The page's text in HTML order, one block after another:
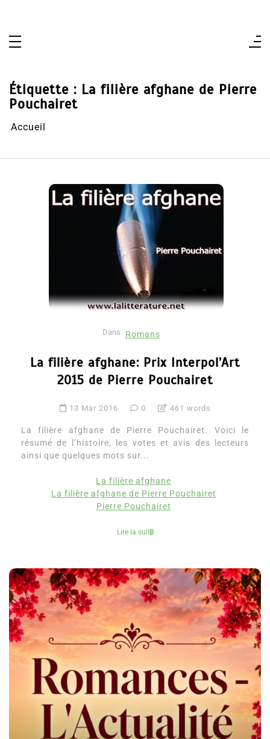
Étiquette : La filière afghane de Pierre
Pouchairet
Accueil
Dans Romans
La filière afghane: Prix Interpol’Art
2015 de Pierre Pouchairet
13 Mar 2016 0 461 words
La filière afghane de Pierre Pouchairet. Voici le
résumé de l’histoire, les votes et avis des lecteurs
ainsi que quelques mots sur...
La filière afghane
La filière afghane de Pierre Pouchairet
Pierre Pouchairet
Lire la suite